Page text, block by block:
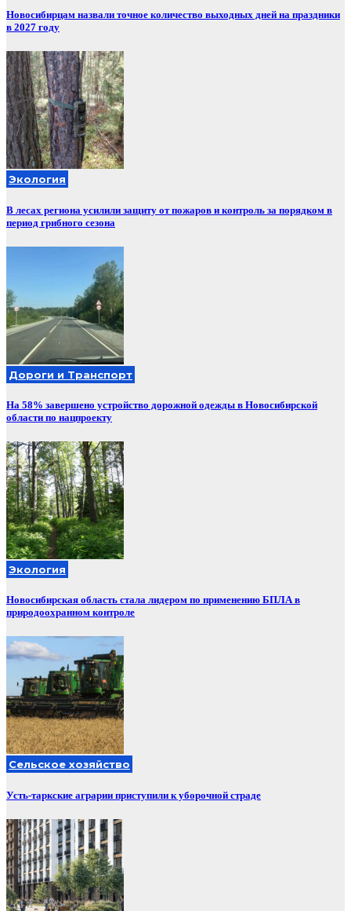
Новосибирцам назвали точное количество выходных дней на праздники
в 2027 году
Экология
В лесах региона усилили защиту от пожаров и контроль за порядком в
период грибного сезона
Дороги и Транспорт
На 58% завершено устройство дорожной одежды в Новосибирской
области по нацпроекту
Экология
Новосибирская область стала лидером по применению БПЛА в
природоохранном контроле
Сельское хозяйство
Усть-таркские аграрии приступили к уборочной страде